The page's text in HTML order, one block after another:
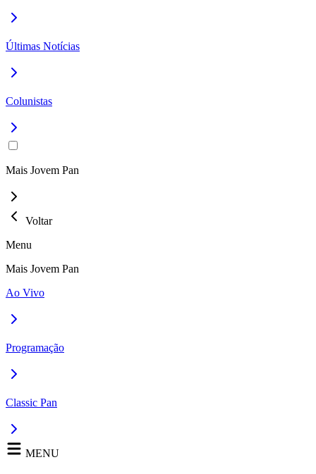
Últimas Notícias
Colunistas
Mais Jovem Pan
Voltar
Menu
Mais Jovem Pan
Ao Vivo
Programação
Classic Pan
MENU